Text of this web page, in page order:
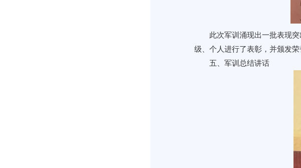
此次军训涌现出一批表现
级、个人进行了表彰，并颁发荣
五、军训总结讲话